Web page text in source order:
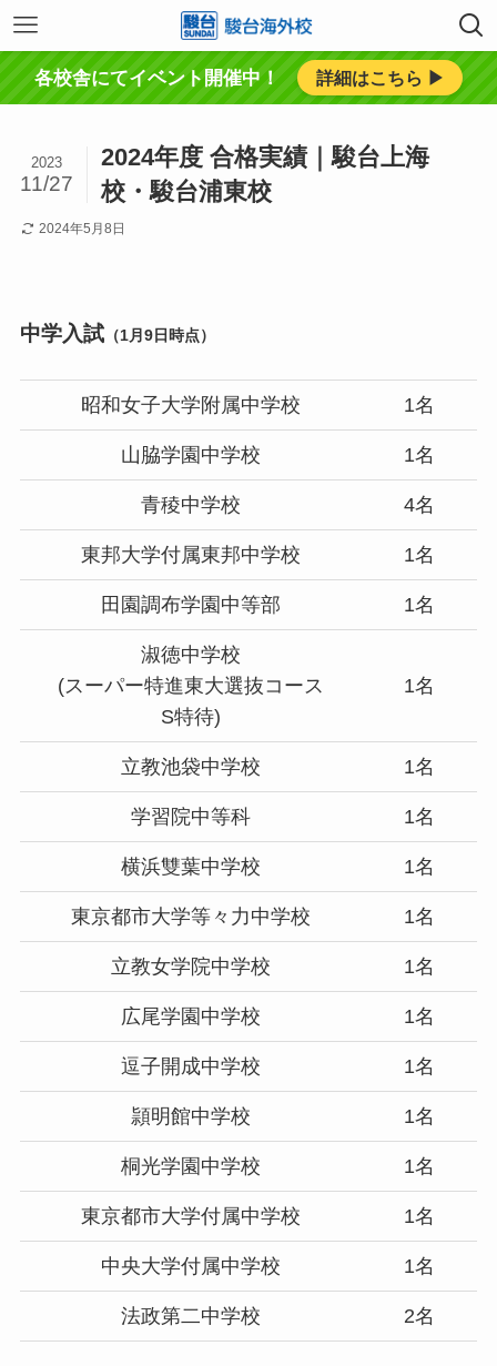
各校舎にてイベント開催中！ 詳細はこちら ▶︎
2024年度 合格実績｜駿台上海
校・駿台浦東校
2023
11/27
2024年5月8日
中学入試（1月9日時点）
昭和女子大学附属中学校 1名
山脇学園中学校 1名
青稜中学校 4名
東邦大学付属東邦中学校 1名
田園調布学園中等部 1名
淑徳中学校
(スーパー特進東大選抜コース
S特待)
1名
立教池袋中学校 1名
学習院中等科 1名
横浜雙葉中学校 1名
東京都市大学等々力中学校 1名
立教女学院中学校 1名
広尾学園中学校 1名
逗子開成中学校 1名
頴明館中学校 1名
桐光学園中学校 1名
東京都市大学付属中学校 1名
中央大学付属中学校 1名
法政第二中学校 2名